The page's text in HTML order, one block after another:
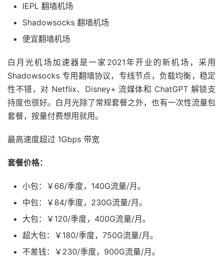
IEPL 翻墙机场
Shadowsocks 翻墙机场
便宜翻墙机场
白月光机场加速器是一家2021年开业的新机场，采用
Shadowsocks 专用翻墙协议，专线节点，负载均衡，稳定
性不错，对 Netflix、Disney+ 流媒体和 ChatGPT 解锁支
持度也很好。白月光除了常规套餐之外，也有一次性流量包
套餐，按量付费想用就用。
最高速度超过 1Gbps 带宽
套餐价格：
小包：￥66/季度，140G流量/月。
中包：￥84/季度，230G流量/月。
大包：￥120/季度，400G流量/月。
超大包：￥180/季度，750G流量/月。
不差钱：￥230/季度，900G流量/月。